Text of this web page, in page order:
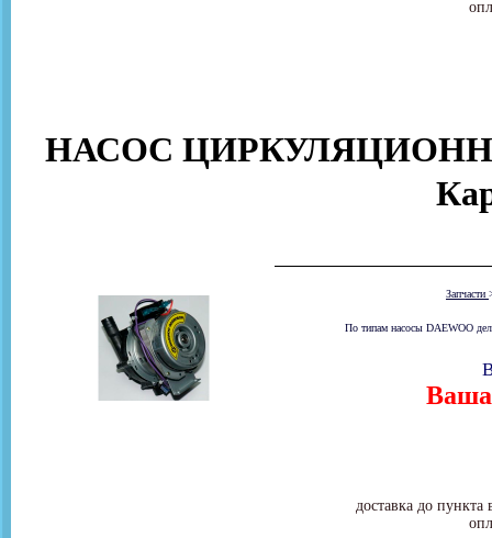
НАСОС
Запчасти
По типам насосы DAEWOO
Ваша
доставка до